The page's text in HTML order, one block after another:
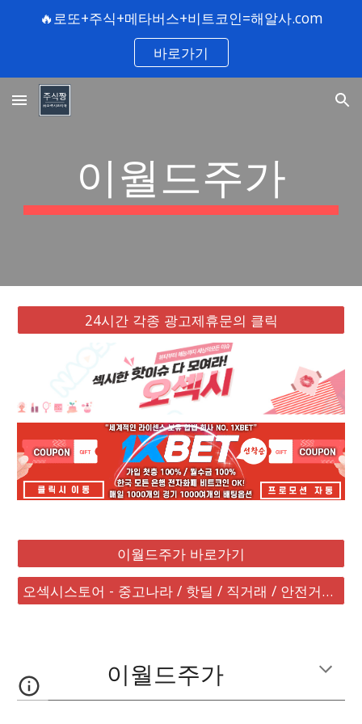
Skip to main content Skip to navigation
🔥로또+주식+메타버스+비트코인=해알사.com
바로가기
이월드주가
24시간 각종 광고제휴문의 클릭
이월드주가 바로가기
오섹시스토어 - 중고나라 / 핫딜 / 직거래 / 안전거래 바로가기
이월드주가